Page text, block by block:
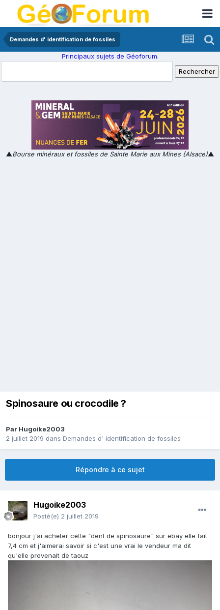
Demandes d' identification de fossiles
Principaux sujets de Géoforum.
▲Bourse minéraux et fossiles de Sainte Marie aux Mines (Alsace)▲
Spinosaure ou crocodile ?
Par Hugoike2003
2 juillet 2019 dans Demandes d' identification de fossiles
Répondre à ce sujet
Hugoike2003
Posté(e) 2 juillet 2019
bonjour j'ai acheter cette "dent de spinosaure" sur ebay elle fait
7,4 cm et j'aimerai savoir si c'est une vrai le vendeur ma dit
qu'elle provenait de taouz